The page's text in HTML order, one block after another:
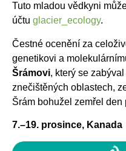
Tuto mladou vědkyni
účtu glacier_ecology.
Čestné ocenění za
genetikovi a
Šrámovi, který se
znečištěných oblastech,
Šrám bohužel zemřel den
7.–19. prosince, Kanada